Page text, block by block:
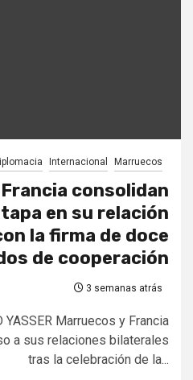
Internacional Marruecos
consolidan
en su relación
la firma de doce
de cooperación
3 semanas atrás
YASSER Marruecos y Francia
a sus relaciones bilaterales
tras la celebración de la...